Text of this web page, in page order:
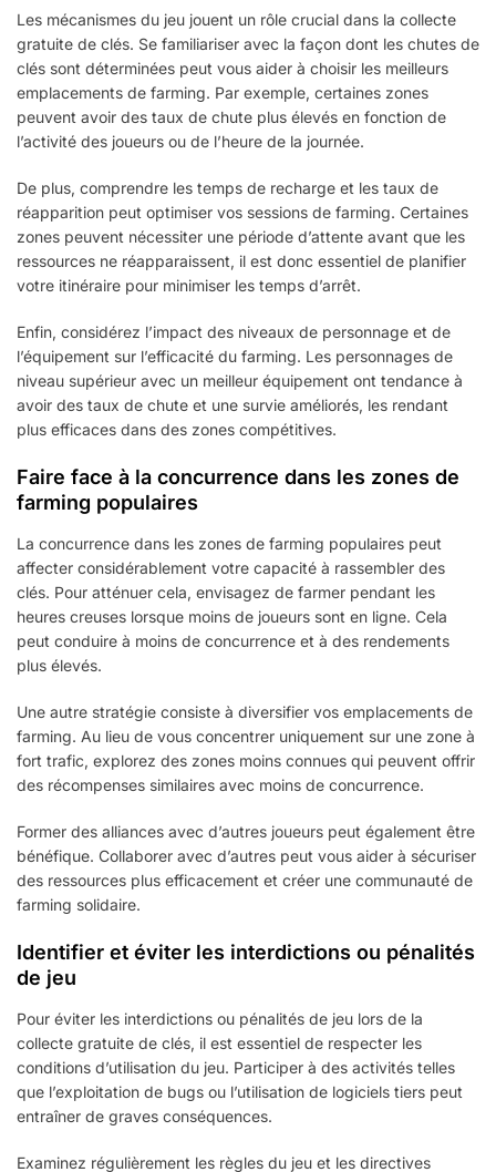
Les mécanismes du jeu jouent un rôle crucial dans la collecte
gratuite de clés. Se familiariser avec la façon dont les chutes de
clés sont déterminées peut vous aider à choisir les meilleurs
emplacements de farming. Par exemple, certaines zones
peuvent avoir des taux de chute plus élevés en fonction de
l’activité des joueurs ou de l’heure de la journée.
De plus, comprendre les temps de recharge et les taux de
réapparition peut optimiser vos sessions de farming. Certaines
zones peuvent nécessiter une période d’attente avant que les
ressources ne réapparaissent, il est donc essentiel de planifier
votre itinéraire pour minimiser les temps d’arrêt.
Enfin, considérez l’impact des niveaux de personnage et de
l’équipement sur l’efficacité du farming. Les personnages de
niveau supérieur avec un meilleur équipement ont tendance à
avoir des taux de chute et une survie améliorés, les rendant
plus efficaces dans des zones compétitives.
Faire face à la concurrence dans les zones de
farming populaires
La concurrence dans les zones de farming populaires peut
affecter considérablement votre capacité à rassembler des
clés. Pour atténuer cela, envisagez de farmer pendant les
heures creuses lorsque moins de joueurs sont en ligne. Cela
peut conduire à moins de concurrence et à des rendements
plus élevés.
Une autre stratégie consiste à diversifier vos emplacements de
farming. Au lieu de vous concentrer uniquement sur une zone à
fort trafic, explorez des zones moins connues qui peuvent offrir
des récompenses similaires avec moins de concurrence.
Former des alliances avec d’autres joueurs peut également être
bénéfique. Collaborer avec d’autres peut vous aider à sécuriser
des ressources plus efficacement et créer une communauté de
farming solidaire.
Identifier et éviter les interdictions ou pénalités
de jeu
Pour éviter les interdictions ou pénalités de jeu lors de la
collecte gratuite de clés, il est essentiel de respecter les
conditions d’utilisation du jeu. Participer à des activités telles
que l’exploitation de bugs ou l’utilisation de logiciels tiers peut
entraîner de graves conséquences.
Examinez régulièrement les règles du jeu et les directives